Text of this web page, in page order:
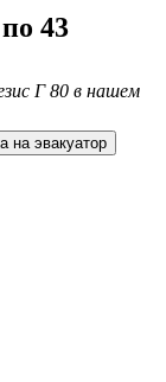
43
Г 80 в нашем
заявка на эвакуатор